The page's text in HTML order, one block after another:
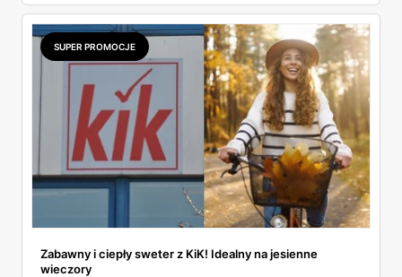
– z szerokim wyborem lekkich, letnich fasonów,
wygodnych materiałów i klasycznych krojów. Czy to
plażowy look, czy zestaw na miejski spacer – można
znaleźć coś dla siebie i to już od kilkunastu złotych.
Uwaga: można się zakochać w tej kolekcji od pierwszego
wejrzenia. No bo jak tu się oprzeć bermudom za 35 zł albo
kapeluszowi z dużym rondem?
SUPER PROMOCJE
Zabawny i ciepły sweter z KiK! Idealny na jesienne
wieczory